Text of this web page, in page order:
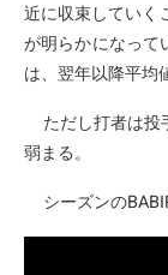
近に収束していく
が明らかになって
は、翌年以降平均
ただし打者は
弱まる。
シーズンの